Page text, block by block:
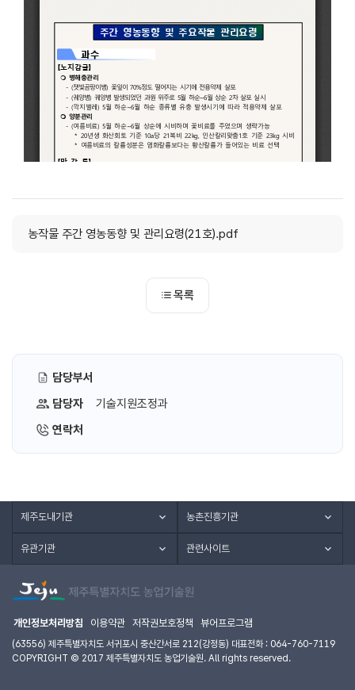
농작물 주간 영농동향 및 관리요령(21호).pdf
목록
담당부서
담당자
기술지원조정과
연락처
제주도내기관 농촌진흥기관
유관기관 관련사이트
개인정보처리방침 이용약관 저작권보호정책 뷰어프로그램
(63556) 제주특별자치도 서귀포시 중산간서로 212(강정동) 대표전화 : 064-760-7119
COPYRIGHT © 2017 제주특별자치도 농업기술원. All rights reserved.